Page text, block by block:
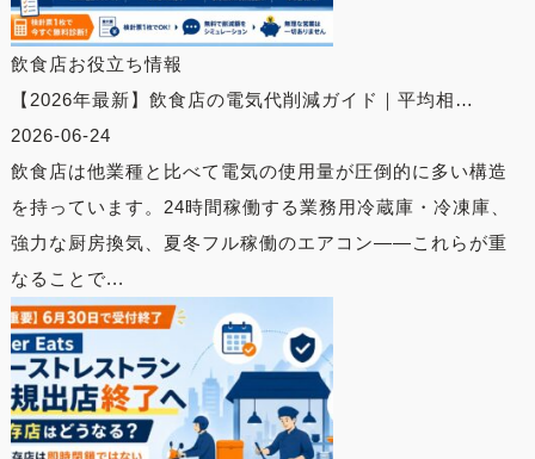
飲食店お役立ち情報
【2026年最新】飲食店の電気代削減ガイド｜平均相…
2026-06-24
飲食店は他業種と比べて電気の使用量が圧倒的に多い構造
を持っています。24時間稼働する業務用冷蔵庫・冷凍庫、
強力な厨房換気、夏冬フル稼働のエアコン——これらが重
なることで...